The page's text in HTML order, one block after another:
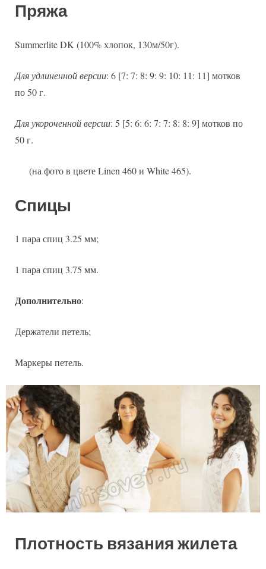
Пряжа
Summerlite DK (100% хлопок, 130м/50г).
Для удлиненной версии: 6 [7: 7: 8: 9: 9: 10: 11: 11] мотков
по 50 г.
Для укороченной версии: 5 [5: 6: 6: 7: 7: 8: 8: 9] мотков по
50 г.
(на фото в цвете Linen 460 и White 465).
Спицы
1 пара спиц 3.25 мм;
1 пара спиц 3.75 мм.
Дополнительно:
Держатели петель;
Маркеры петель.
Плотность вязания жилета